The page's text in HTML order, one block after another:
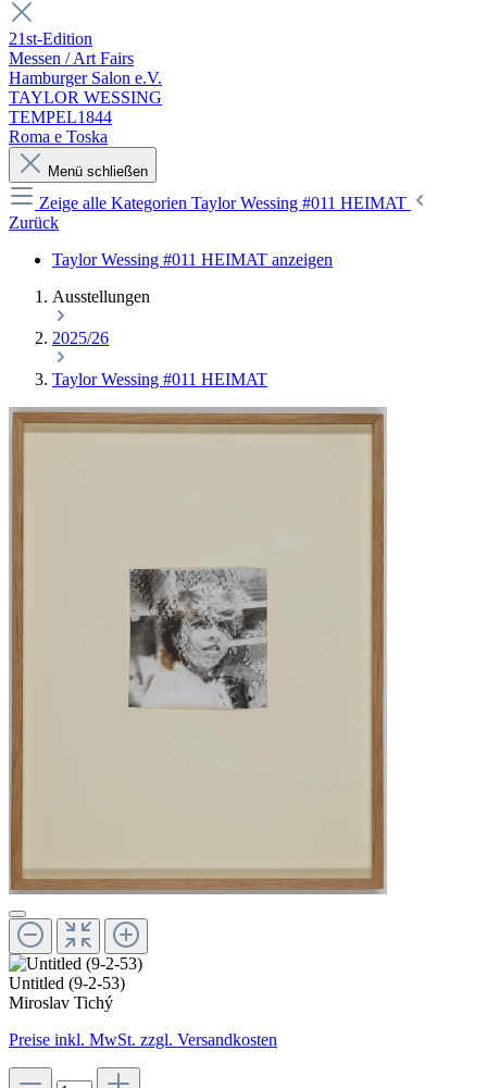
21st-Edition
Messen / Art Fairs
Hamburger Salon e.V.
TAYLOR WESSING
TEMPEL1844
Roma e Toska
Menü schließen
Zeige alle Kategorien Taylor Wessing #011 HEIMAT
Zurück
Taylor Wessing #011 HEIMAT anzeigen
Ausstellungen
2025/26
Taylor Wessing #011 HEIMAT
Untitled (9-2-53)
Miroslav Tichý
Preise inkl. MwSt. zzgl. Versandkosten